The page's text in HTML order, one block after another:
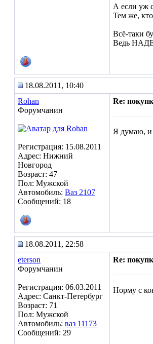
А если уж
Тем же,
Всё-таки
Ведь
18.08.2011, 10:40
Rohan
Форумчанин
Регистрация: 15.08.2011
Адрес: Нижний
Новгород
Возраст: 47
Пол: Мужской
Автомобиль: Ваз 2107
Сообщений: 18
Re:
Я думаю, и
18.08.2011, 22:58
eterson
Форумчанин
Регистрация: 06.03.2011
Адрес: Санкт-Петербург
Возраст: 71
Пол: Мужской
Автомобиль: ваз 11173
Сообщений: 29
Re:
Норму с